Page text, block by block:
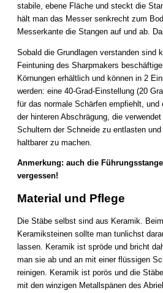
stabile, ebene Fläche und steckt die
hält man das Messer senkrecht zum
Messerkante die Stangen auf und ab.
Sobald die Grundlagen verstanden sind
Feintuning des Sharpmakers
Körnungen erhältlich und können in 2
werden: eine 40-Grad-Einstellung (20
für das normale Schärfen empfiehlt, und
der hinteren Abschrägung, die
Schultern der Schneide zu entlasten
haltbarer zu machen.
Anmerkung: auch die
vergessen!
Material und Pflege
Die Stäbe selbst sind aus Keramik.
Keramiksteinen sollte man tunlichst
lassen. Keramik ist spröde und bricht
man sie ab und an mit einer flüssigen
reinigen. Keramik ist porös und die
mit den winzigen Metallspänen des